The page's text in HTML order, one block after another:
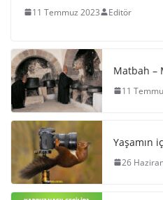
11 Temmuz 2023 Editör
Matbah –
11
Yaşamın
26